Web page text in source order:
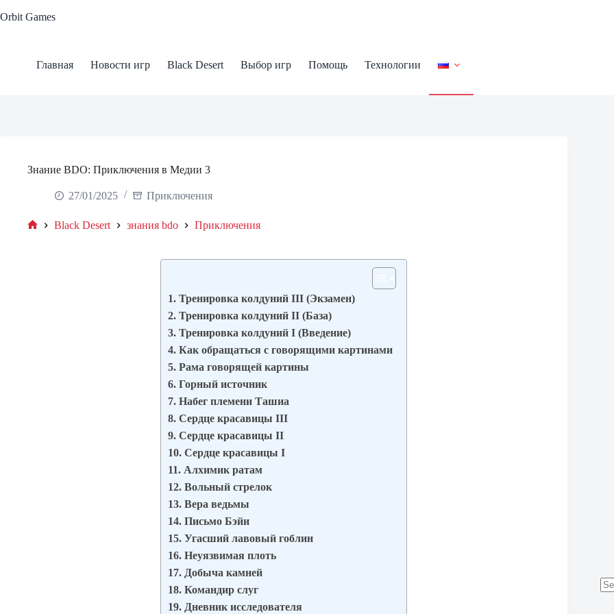
to
Orbit Games
Главная Новости игр Black Desert Выбор игр Помощь Технологии
Знание BDO: Приключения в Медии 3
27/01/2025 Приключения
Black Desert знания bdo Приключения
1. Тренировка колдуний III (Экзамен)
2. Тренировка колдуний II (База)
3. Тренировка колдуний I (Введение)
4. Как обращаться с говорящими картинами
5. Рама говорящей картины
6. Горный источник
7. Набег племени Ташиа
8. Сердце красавицы III
9. Сердце красавицы II
10. Сердце красавицы I
11. Алхимик ратам
12. Вольный стрелок
13. Вера ведьмы
14. Письмо Бэйи
15. Угасший лавовый гоблин
16. Неуязвимая плоть
17. Добыча камней
18. Командир слуг
19. Дневник исследователя